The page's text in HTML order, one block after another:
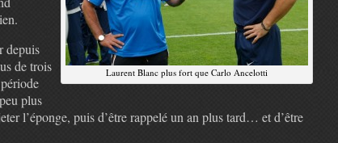
Laurent Blanc plus fort que Carlo Ancelotti
depuis
de trois
plus
l’éponge, puis d’être rappelé un an plus tard… et d’être